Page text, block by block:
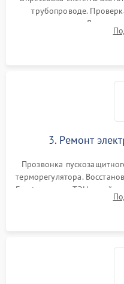
трубопроводе.
течеискателем.
продувка капиллярной
3. Ремонт
Прозвонка
терморегулятора.
Frost, включая ТЭН оттайки
платы